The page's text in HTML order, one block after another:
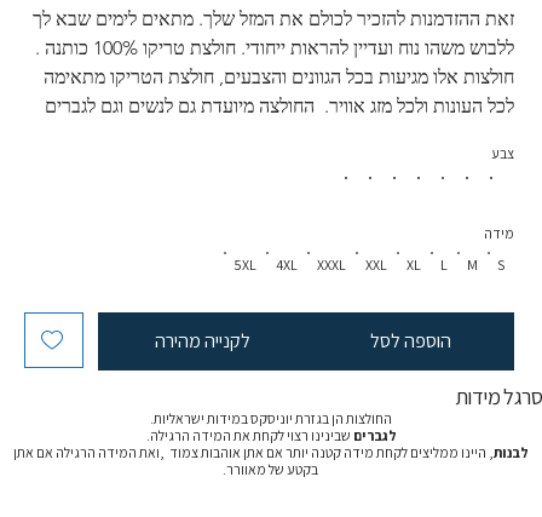
זאת ההזדמנות להזכיר לכולם את המזל שלך. מתאים לימים שבא לך
ללבוש משהו נוח ועדיין להראות ייחודי. חולצת טריקו 100% כותנה .
חולצות אלו מגיעות בכל הגוונים והצבעים, חולצת הטריקו מתאימה
לכל העונות ולכל מזג אוויר.  החולצה מיועדת גם לנשים וגם לגברים
צבע
S
M
L
XL
XXL
XXXL
4XL
5XL
מידה
הוספה לסל לקנייה מהירה
סרגל מידות
החולצות הן בגזרת יוניסקס במידות ישראליות.
לגברים שבינינו רצוי לקחת את המידה הרגילה.
לבנות, היינו ממליצים לקחת מידה קטנה יותר אם אתן אוהבות צמוד ,ואת המידה הרגילה אם אתן
בקטע של מאוורר.